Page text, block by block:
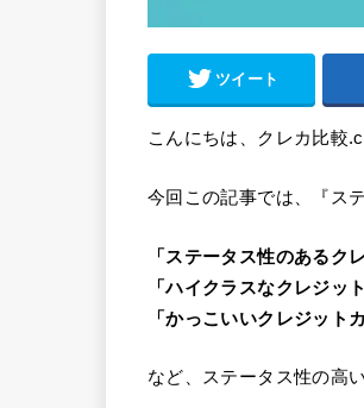
ツイート
こんにちは、クレカ比較
今回この記事では、『ス
「ステータス性のあるク
「ハイクラスなクレジッ
「かっこいいクレジット
など、ステータス性の高